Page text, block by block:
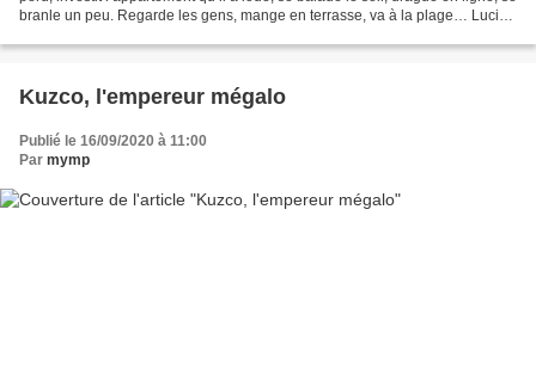
branle un peu. Regarde les gens, mange en terrasse, va à la plage… Lucio
Kuzco, l'empereur mégalo
Publié le 16/09/2020 à 11:00
Par mymp